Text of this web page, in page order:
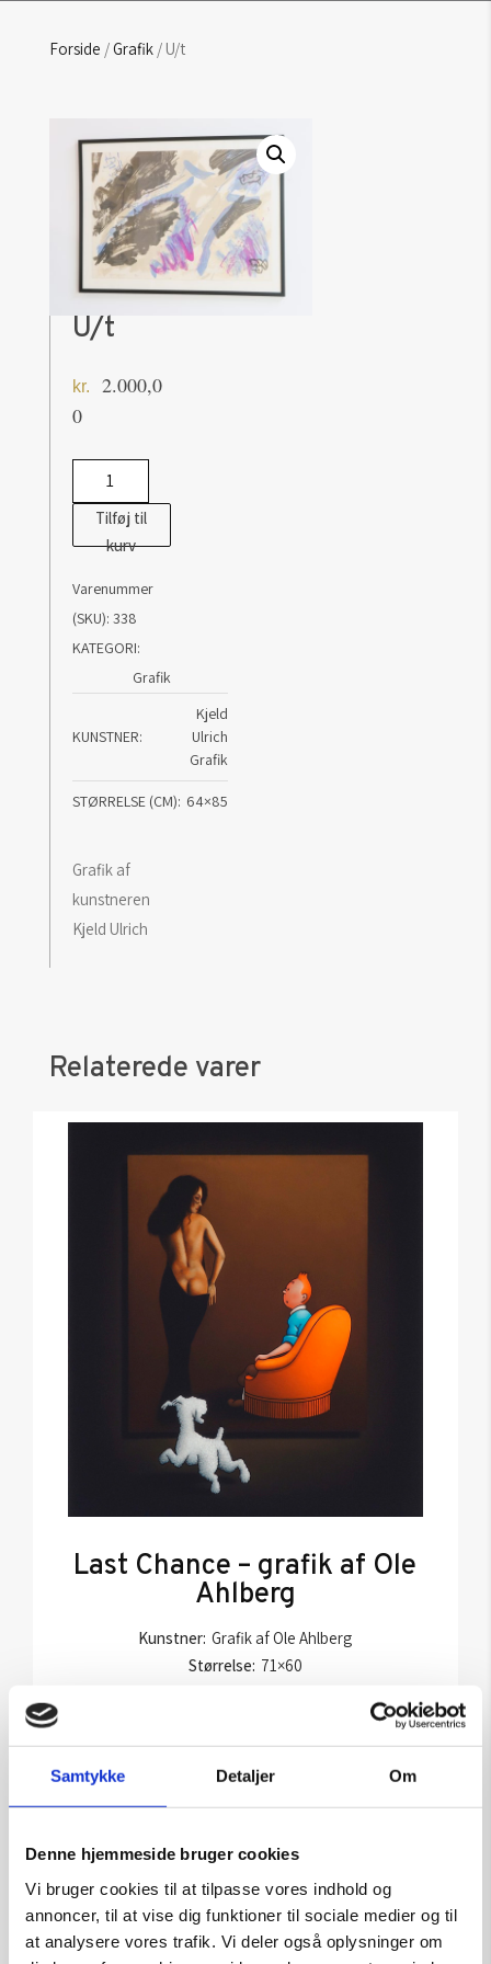
Samtykke Detaljer Om
Denne hjemmeside bruger cookies
Vi bruger cookies til at tilpasse vores indhold og
annoncer, til at vise dig funktioner til sociale medier og til
at analysere vores trafik. Vi deler også oplysninger om
Forside /Grafik/ U/t
U/t
kr.
2.000,0
0
antal
Tilføj til
kurv
Varenummer
(SKU): 338
KATEGORI:
Grafik
KUNSTNER
Kjeld
Ulrich
Grafik
STØRRELSE (CM) 64×85
Grafik af
kunstneren
Kjeld Ulrich
Relaterede varer
Last Chance – grafik af Ole
Ahlberg
Kunstner: Grafik af Ole Ahlberg
Størrelse: 71×60
Tilføj til kurv